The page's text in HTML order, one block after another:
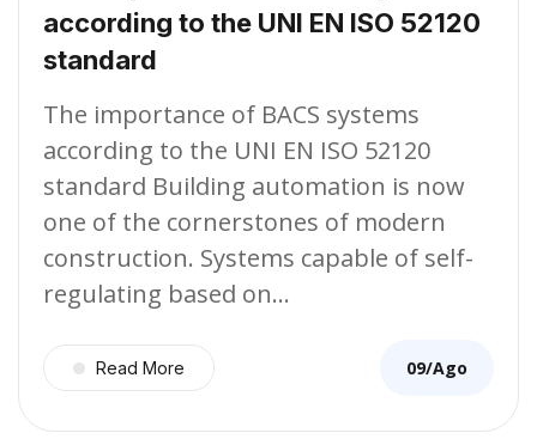
according to the UNI EN ISO 52120
standard
The importance of BACS systems
according to the UNI EN ISO 52120
standard Building automation is now
one of the cornerstones of modern
construction. Systems capable of self-
regulating based on…
Read More 09/Ago